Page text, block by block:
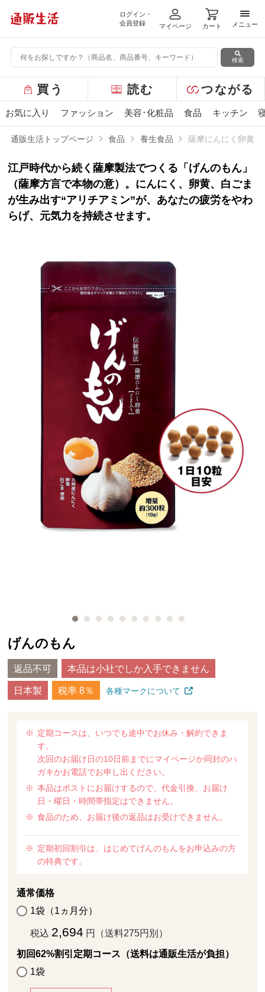
ログイン・
会員登録
マイページ カート
メニ
メニュー
検索
ー
バ
ュ
買う 読む つながる
お気に入り ファッション 美容･化粧品 食品 キッチン
通販生活トップページ 食品 養生食品 薩摩にんにく卵黄
江戸時代から続く薩摩製法でつくる「げんのもん」
（薩摩方言で本物の意）。にんにく、卵黄、白ごま
が生み出す“アリチアミン”が、あなたの疲労をやわ
らげ、元気力を持続させます。
げんのもん
返品不可 本品は小社でしか入手できません
日本製 税率 8％ 各種マークについて
定期コースは、いつでも途中でお休み・解約できま
す。
次回のお届け日の10日前までにマイページか同封のハ
ガキかお電話でお申し出ください。
本品はポストにお届けするので、代金引換、お届け
日・曜日・時間帯指定はできません。
食品のため、お届け後の返品はお受けできません。
定期初回割引は、はじめてげんのもんをお申込みの方
の特典です。
通常価格
1袋（1ヵ月分）
税込 2,694 円（送料275円別）
初回62%割引定期コース（送料は通販生活が負担）
1袋